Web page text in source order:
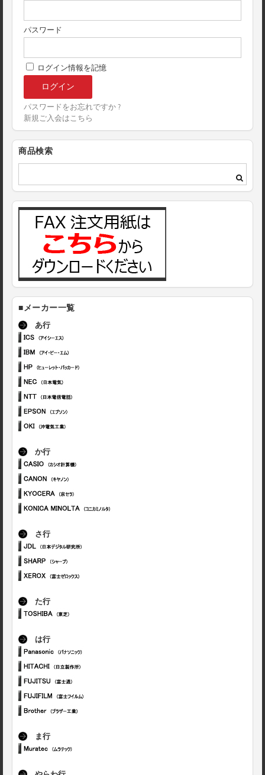
パスワード
ログイン情報を記憶
パスワードをお忘れですか ?
新規ご入会はこちら
商品検索
■メーカー一覧
あ行
か行
さ行
た行
は行
ま行